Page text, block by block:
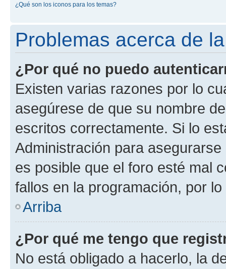
¿Qué son los iconos para los temas?
Problemas acerca de
¿Por qué no puedo
Existen varias razones por lo
asegúrese de que su nombre
escritos correctamente. Si lo
Administración para
es posible que el foro esté mal
fallos en la programación, por
Arriba
¿Por qué me tengo que
No está obligado a hacerlo, la